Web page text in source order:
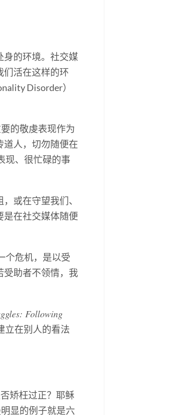
身的环境。社交媒
们活在这样的环
Disorder）
的敬虔表现作为
道人，切勿随便在
现、很忙碌的事
或在守望我们、
是在社交媒体随便
个危机，是以受
受助者不领情，我
Following
立在别人的看法
矫枉过正？耶稣
显的例子就是六